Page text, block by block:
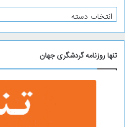
ر
ش
ی
و
تنها روزنامه گردشگری جهان